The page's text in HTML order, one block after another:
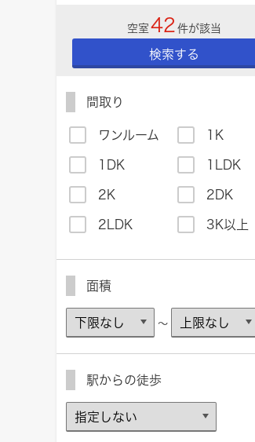
空室 42 件が該当
検索する
間取り
ワンルーム 1K
1DK 1LDK
2K 2DK
2LDK 3K以上
面積
～
駅からの徒歩